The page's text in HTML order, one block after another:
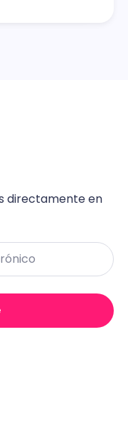
directamente en